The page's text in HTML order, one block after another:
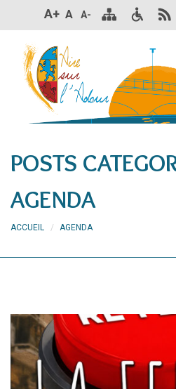
A+ A A-
POSTS
AGENDA
ACCUEIL AGENDA